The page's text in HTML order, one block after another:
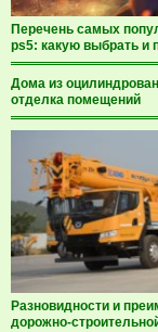
Перечень самых
ps5: какую выбрать и
Дома из
отделка помещений
Разновидности и
дорожно-